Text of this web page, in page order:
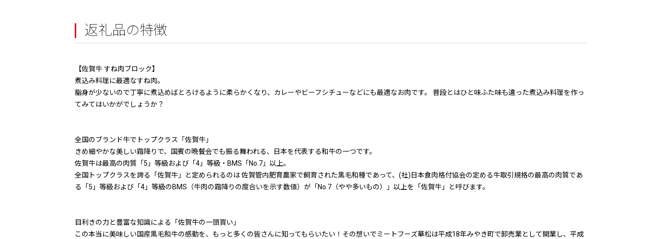
返礼品の特徴
【佐賀牛 すね肉ブロック】
煮込み料理に最適なすね肉。
脂身が少ないので丁寧に煮込めばとろけるように柔らかくなり、カレーやビーフシチューなどにも最適なお肉です。 普段とはひと味ふた味も違った煮込み料理を作っ
てみてはいかがでしょうか？
全国のブランド牛でトップクラス「佐賀牛」
きめ細やかな美しい霜降りで、国賓の晩餐会でも振る舞われる、日本を代表する和牛の一つです。
佐賀牛は最高の肉質「5」等級および「4」等級・BMS「No.7」以上。
全国トップクラスを誇る「佐賀牛」と定められるのは 佐賀管内肥育農家で飼育された黒毛和種であって、(社)日本食肉格付協会の定める牛取引規格の最高の肉質であ
る「5」等級および「4」等級のBMS（牛肉の霜降りの度合いを示す数値）が「No.7（やや多いもの）」以上を「佐賀牛」と呼びます。
目利きの力と豊富な知識による「佐賀牛の一頭買い」
この本当に美味しい国産黒毛和牛の感動を、もっと多くの皆さんに知ってもらいたい！その想いでミートフーズ華松は平成18年みやき町で卸売業として開業し、平成